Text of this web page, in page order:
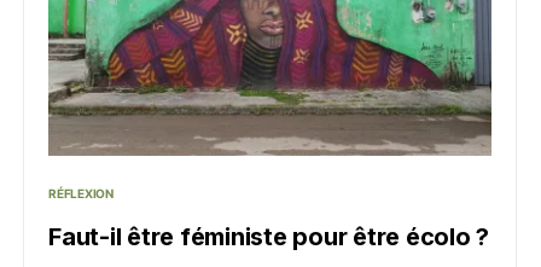
RÉFLEXION
Faut-il être féministe pour être écolo ?